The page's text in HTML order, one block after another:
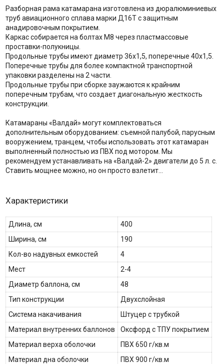
Разборная рама катамарана изготовлена из дюралюминиевых
труб авиационного сплава марки Д16Т с защитным
анадировочным покрытием.
Каркас собирается на болтах М8 через пластмассовые
проставки-полукницы.
Продольные трубы имеют диаметр 36х1,5, поперечные 40х1,5.
Поперечные трубы для более компактной транспортной
упаковки разделены на 2 части.
Продольные трубы при сборке заужаются к крайним
поперечным трубам, что создает диагональную жесткость
конструкции.
Катамараны «Валдай» могут комплектоваться
дополнительным оборудованием: съемной палубой, парусным
вооружением, транцем, чтобы использовать этот катамаран
выполненный полностью из ПВХ под мотором. Мы
рекомендуем устанавливать на «Валдай-2» двигатели до 5 л. с.
Ставить мощнее можно, но он просто взлетит...
Характеристики
Длина, см
400
Ширина, см
190
Кол-во надувных емкостей
4
Мест
2-4
Диаметр баллона, см
48
Тип конструкции
Двухслойная
Система накачивания
Штуцер с трубкой
Материал внутренних баллонов
Оксфорд с ТПУ покрытием
Материал верха оболочки
ПВХ 650 г/кв.м
Материал дна оболочки
ПВХ 900 г/кв.м